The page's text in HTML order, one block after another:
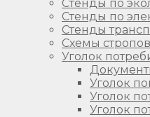
Стенды по
Стенды по
Стенды
Схемы
Уголок
Уголок
Уголок
Уголок